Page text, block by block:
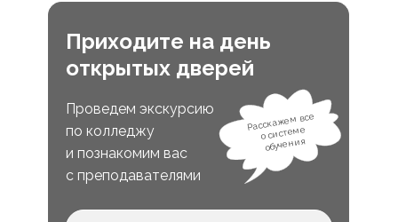
Приходите на день
открытых дверей
Проведем экскурсию
по колледжу
и познакомим вас
с преподавателями
Расскажем все
о системе
обучения